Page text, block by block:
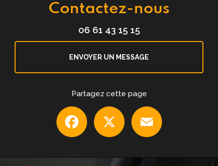
Contactez-nous
06 61 43 15 15
ENVOYER UN MESSAGE
Partagez cette page
Facebook